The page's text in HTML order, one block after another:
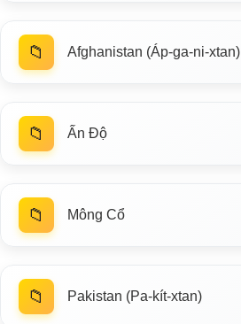
📁 Afghanistan (Áp-ga-ni-xtan)
📁 Ấn Độ
📁 Mông Cổ
📁 Pakistan (Pa-kít-xtan)